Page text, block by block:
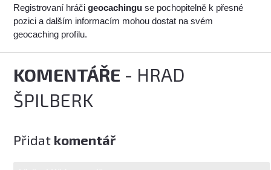
Registrovaní hráčigeocachingu se pochopitelně k přesné
pozici a dalším informacím mohou dostat na svém
geocaching profilu.
KOMENTÁŘE - HRAD
ŠPILBERK
Přidat komentář